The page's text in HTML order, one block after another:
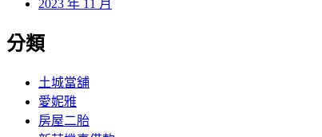
2023 年 11 月
分類
土城當舖
愛妮雅
房屋二胎